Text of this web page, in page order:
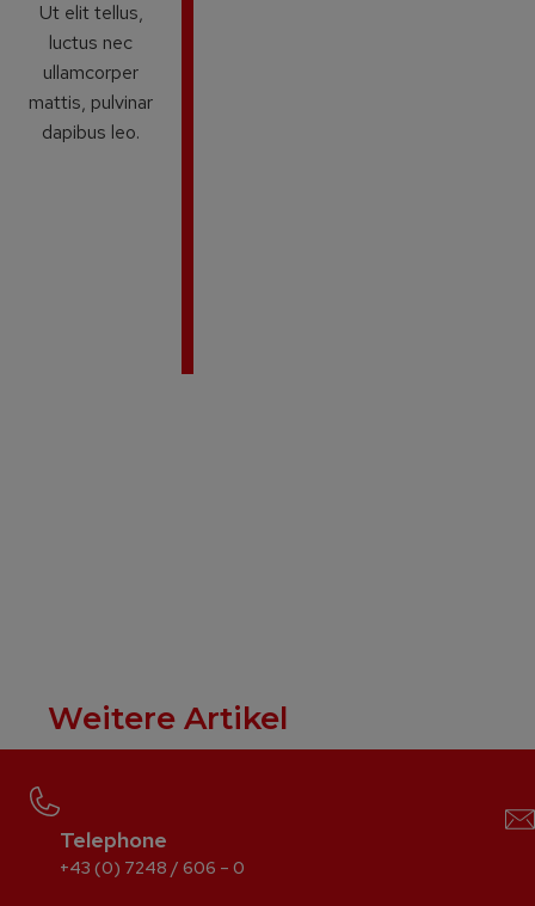
Ut elit tellus,
luctus nec
ullamcorper
mattis, pulvinar
dapibus leo.
Weitere Artikel
Telephone
+43 (0) 7248 / 606 – 0